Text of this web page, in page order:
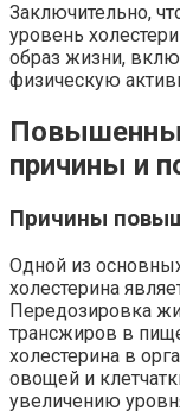
Заключительно,
уровень
образ жизни,
физическую
причины и
Причины
Одной из
холестерина
Передозировка
трансжиров в
холестерина в
овощей и
увеличению